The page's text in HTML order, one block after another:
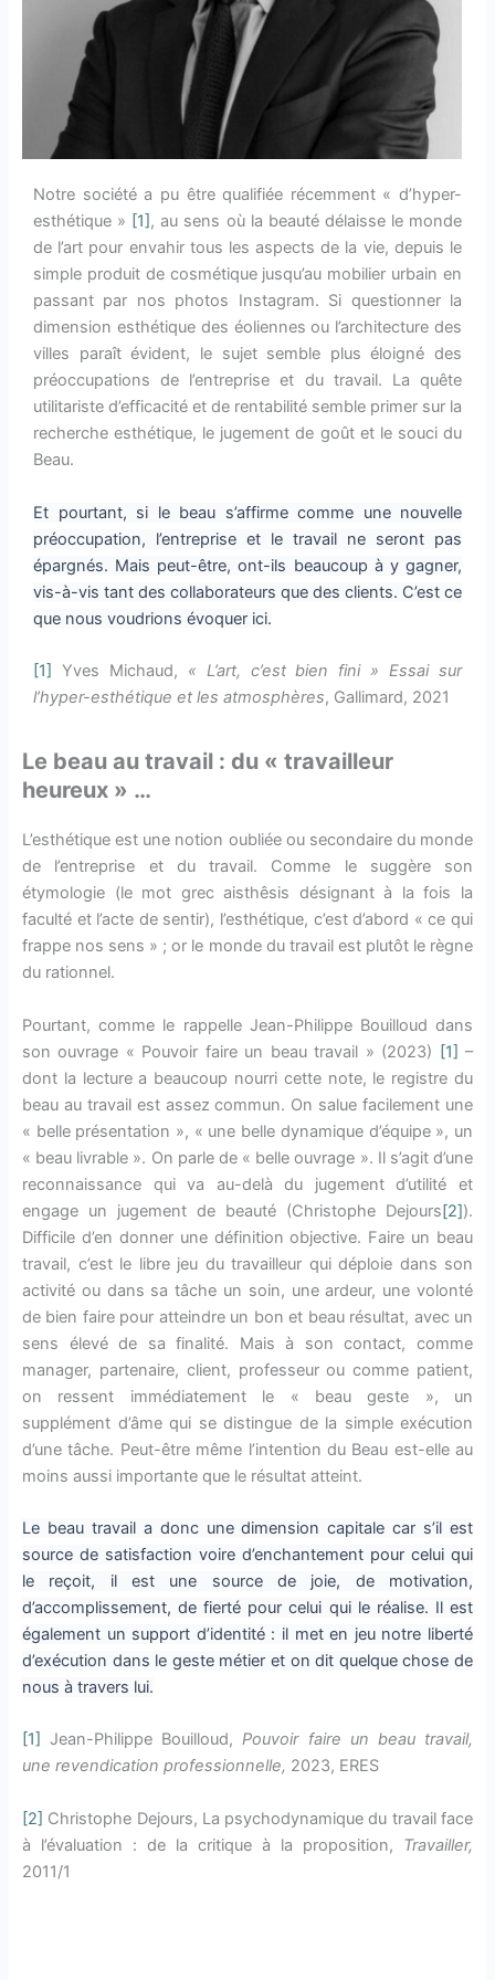
Notre société a pu être qualifiée récemment « d’hyper-
esthétique » [1], au sens où la beauté délaisse le monde
de l’art pour envahir tous les aspects de la vie, depuis le
simple produit de cosmétique jusqu’au mobilier urbain en
passant par nos photos Instagram. Si questionner la
dimension esthétique des éoliennes ou l’architecture des
villes paraît évident, le sujet semble plus éloigné des
préoccupations de l’entreprise et du travail. La quête
utilitariste d’efficacité et de rentabilité semble primer sur la
recherche esthétique, le jugement de goût et le souci du
Beau.
Et pourtant, si le beau s’affirme comme une nouvelle
préoccupation, l’entreprise et le travail ne seront pas
épargnés. Mais peut-être, ont-ils beaucoup à y gagner,
vis-à-vis tant des collaborateurs que des clients. C’est ce
que nous voudrions évoquer ici.
[1] Yves Michaud, « L’art, c’est bien fini » Essai sur
l’hyper-esthétique et les atmosphères, Gallimard, 2021
Le beau au travail : du « travailleur
heureux » …
L’esthétique est une notion oubliée ou secondaire du monde
de l’entreprise et du travail. Comme le suggère son
étymologie (le mot grec aisthêsis désignant à la fois la
faculté et l’acte de sentir), l’esthétique, c’est d’abord « ce qui
frappe nos sens » ; or le monde du travail est plutôt le règne
du rationnel.
Pourtant, comme le rappelle Jean-Philippe Bouilloud dans
son ouvrage « Pouvoir faire un beau travail » (2023)
[1] –
dont la lecture a beaucoup nourri cette note, le registre du
beau au travail est assez commun. On salue facilement une
« belle présentation », « une belle dynamique d’équipe », un
« beau livrable ». On parle de « belle ouvrage ». Il s’agit d’une
reconnaissance qui va au-delà du jugement d’utilité et
engage un jugement de beauté (Christophe Dejours[2]).
Difficile d’en donner une définition objective. Faire un beau
travail, c’est le libre jeu du travailleur qui déploie dans son
activité ou dans sa tâche un soin, une ardeur, une volonté
de bien faire pour atteindre un bon et beau résultat, avec un
sens élevé de sa finalité. Mais à son contact, comme
manager, partenaire, client, professeur ou comme patient,
on ressent immédiatement le « beau geste », un
supplément d’âme qui se distingue de la simple exécution
d’une tâche. Peut-être même l’intention du Beau est-elle au
moins aussi importante que le résultat atteint.
Le beau travail a donc une dimension capitale car s’il est
source de satisfaction voire d’enchantement pour celui qui
le reçoit, il est une source de joie, de motivation,
d’accomplissement, de fierté pour celui qui le réalise. Il est
également un support d’identité : il met en jeu notre liberté
d’exécution dans le geste métier et on dit quelque chose de
nous à travers lui.
[1] Jean-Philippe Bouilloud,Pouvoir faire un beau travail,
une revendication professionnelle, 2023, ERES
[2] Christophe Dejours, La psychodynamique du travail face
à l’évaluation : de la critique à la proposition, Travailler,
2011/1